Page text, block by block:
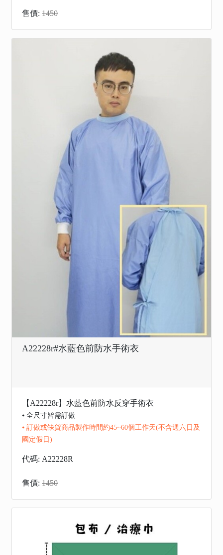
售價: 1450
A22228r#水藍色前防水手術衣
【A22228r】水藍色前防水反穿手術衣
⦁ 全尺寸皆需訂做
⦁ 訂做或缺貨商品製作時間約45~60個工作天(不含週六日及
國定假日)
代碼: A22228R
售價: 1450